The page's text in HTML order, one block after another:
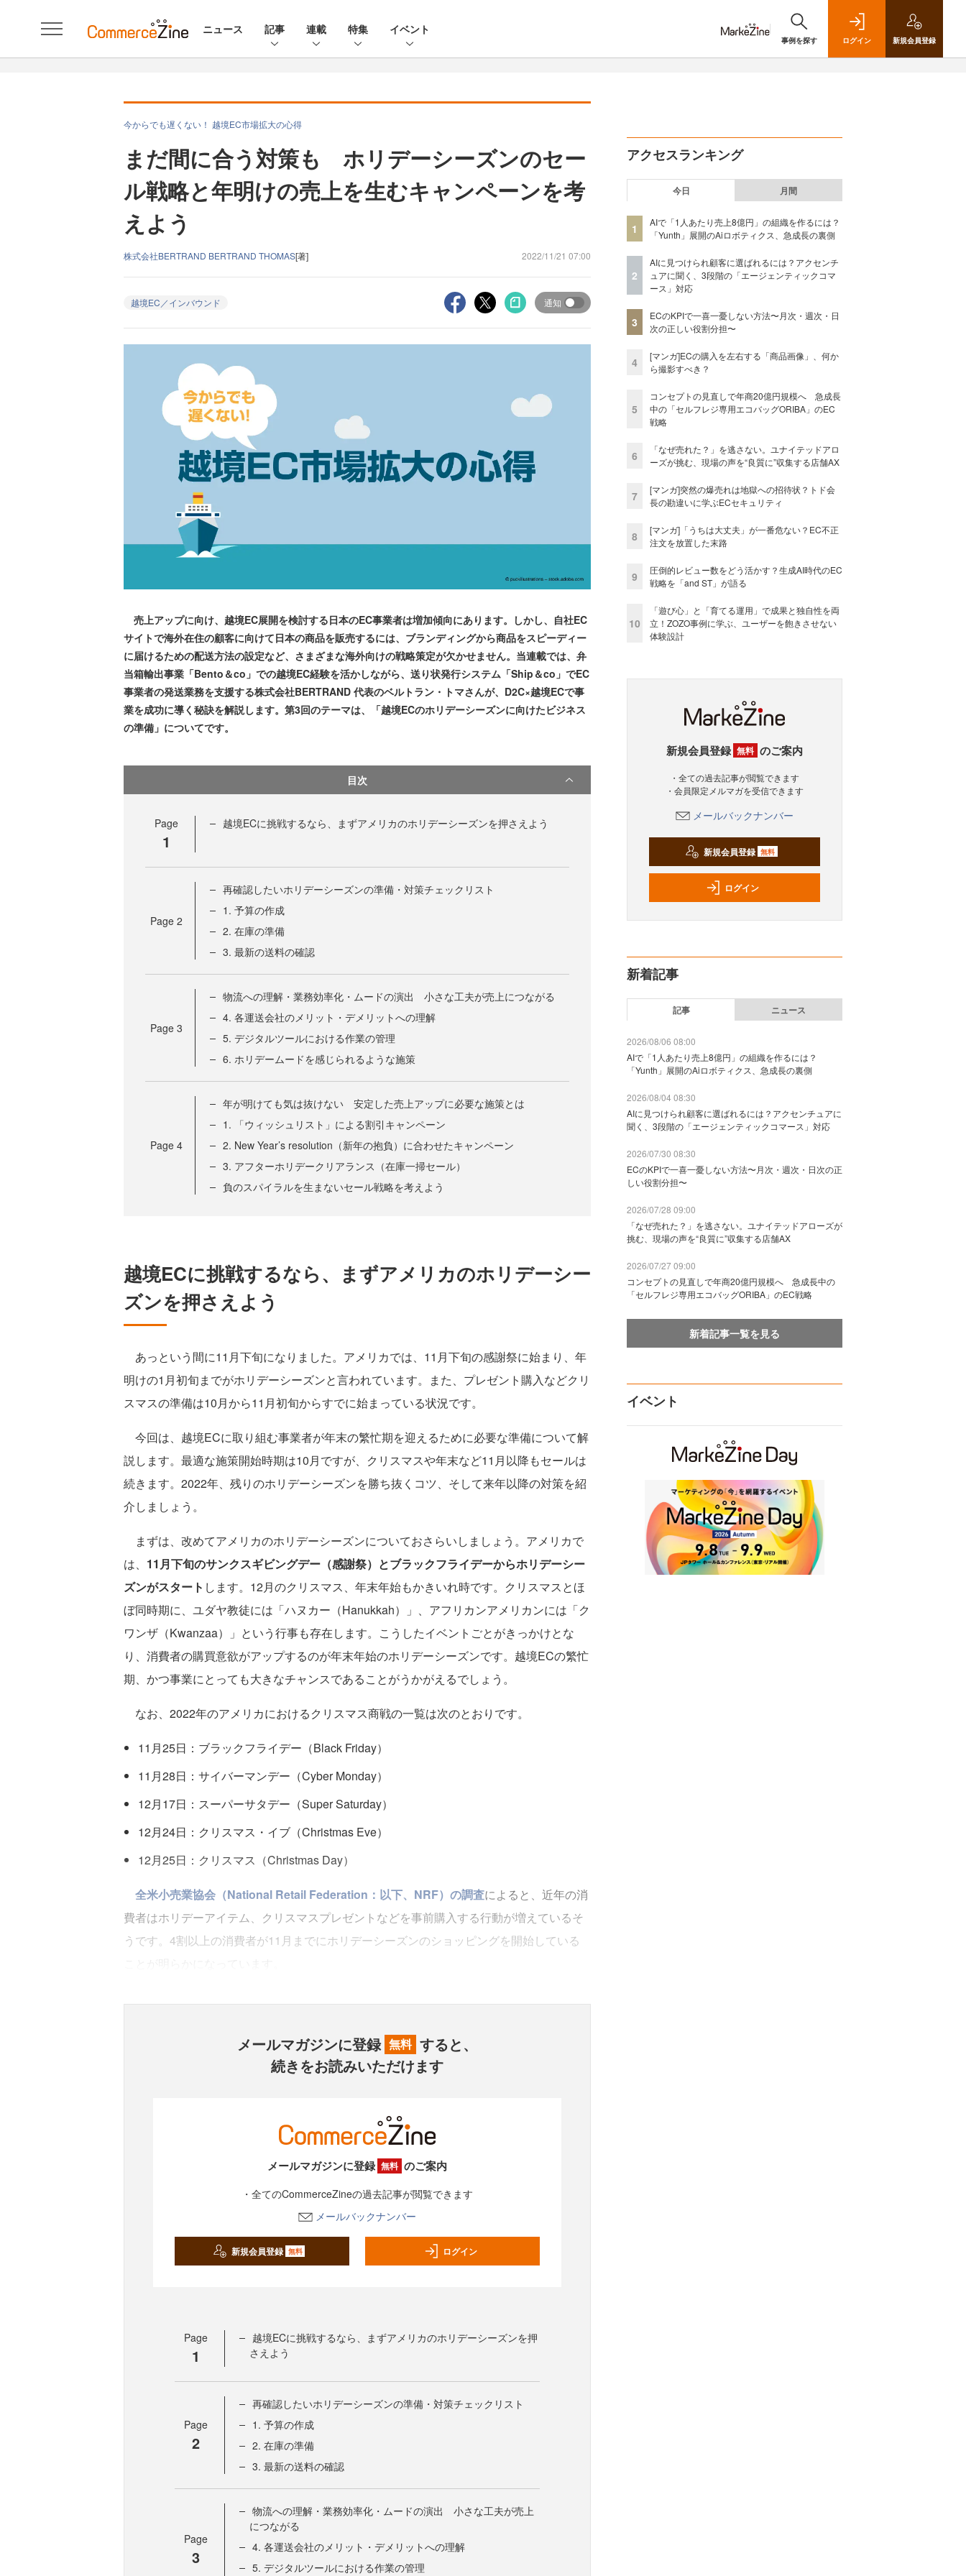
ニュース 記事 連載 特集 イベント
事例を探す ログイン 新規会員登録
今からでも遅くない！ 越境EC市場拡大の心得
まだ間に合う対策も ホリデーシーズンのセー
ル戦略と年明けの売上を生むキャンペーンを考
えよう
株式会社BERTRAND BERTRAND THOMAS[著] 2022/11/21 07:00
越境EC／インバウンド 通知
売上アップに向け、越境EC展開を検討する日本のEC事業者は増加傾向にあります。しかし、自社EC
サイトで海外在住の顧客に向けて日本の商品を販売するには、ブランディングから商品をスピーディー
に届けるための配送方法の設定など、さまざまな海外向けの戦略策定が欠かせません。当連載では、弁
当箱輸出事業「Bento＆co」での越境EC経験を活かしながら、送り状発行システム「Ship＆co」でEC
事業者の発送業務を支援する株式会社BERTRAND 代表のベルトラン・トマさんが、D2C×越境ECで事
業を成功に導く秘訣を解説します。第3回のテーマは、「越境ECのホリデーシーズンに向けたビジネス
の準備」についてです。
目次
Page
1
越境ECに挑戦するなら、まずアメリカのホリデーシーズンを押さえよう
Page 2
再確認したいホリデーシーズンの準備・対策チェックリスト
1. 予算の作成
2. 在庫の準備
3. 最新の送料の確認
Page 3
物流への理解・業務効率化・ムードの演出 小さな工夫が売上につながる
4. 各運送会社のメリット・デメリットへの理解
5. デジタルツールにおける作業の管理
6. ホリデームードを感じられるような施策
Page 4
年が明けても気は抜けない 安定した売上アップに必要な施策とは
1. 「ウィッシュリスト」による割引キャンペーン
2. New Year’s resolution（新年の抱負）に合わせたキャンペーン
3. アフターホリデークリアランス（在庫一掃セール）
負のスパイラルを生まないセール戦略を考えよう
越境ECに挑戦するなら、まずアメリカのホリデーシー
ズンを押さえよう
あっという間に11月下旬になりました。アメリカでは、11月下旬の感謝祭に始まり、年
明けの1月初旬までがホリデーシーズンと言われています。また、プレゼント購入などクリ
スマスの準備は10月から11月初旬からすでに始まっている状況です。
今回は、越境ECに取り組む事業者が年末の繁忙期を迎えるために必要な準備について解
説します。最適な施策開始時期は10月ですが、クリスマスや年末など11月以降もセールは
続きます。2022年、残りのホリデーシーズンを勝ち抜くコツ、そして来年以降の対策を紹
介しましょう。
まずは、改めてアメリカのホリデーシーズンについておさらいしましょう。アメリカで
は、 11月下旬のサンクスギビングデー（感謝祭）とブラックフライデーからホリデーシー
ズンがスタート します。12月のクリスマス、年末年始もかきいれ時です。クリスマスとほ
ぼ同時期に、ユダヤ教徒には「ハヌカー（Hanukkah）」、アフリカンアメリカンには「ク
ワンザ（Kwanzaa）」という行事も存在します。こうしたイベントごとがきっかけとな
り、消費者の購買意欲がアップするのが年末年始のホリデーシーズンです。越境ECの繁忙
期、かつ事業にとっても大きなチャンスであることがうかがえるでしょう。
なお、2022年のアメリカにおけるクリスマス商戦の一覧は次のとおりです。
11月25日：ブラックフライデー（Black Friday）
11月28日：サイバーマンデー（Cyber Monday）
12月17日：スーパーサタデー（Super Saturday）
12月24日：クリスマス・イブ（Christmas Eve）
12月25日：クリスマス（Christmas Day）
全米小売業協会（National Retail Federation：以下、NRF）の調査によると、近年の消
費者はホリデーアイテム、クリスマスプレゼントなどを事前購入する行動が増えているそ
うです。4割以上の消費者が11月までにホリデーシーズンのショッピングを開始している
メールマガジンに登録 無料 すると、
続きをお読みいただけます
メールマガジンに登録 無料 のご案内
・全てのCommerceZineの過去記事が閲覧できます
メールバックナンバー
新規会員登録 無料 ログイン
Page
1
越境ECに挑戦するなら、まずアメリカのホリデーシーズンを押
さえよう
Page
2
再確認したいホリデーシーズンの準備・対策チェックリスト
1. 予算の作成
2. 在庫の準備
3. 最新の送料の確認
Page
3
物流への理解・業務効率化・ムードの演出 小さな工夫が売上
につながる
4. 各運送会社のメリット・デメリットへの理解
5. デジタルツールにおける作業の管理
アクセスランキング
今日 月間
1
AIで「1人あたり売上8億円」の組織を作るには？
「Yunth」展開のAiロボティクス、急成長の裏側
2
AIに見つけられ顧客に選ばれるには？アクセンチ
ュアに聞く、3段階の「エージェンティックコマ
ース」対応
3
ECのKPIで一喜一憂しない方法〜月次・週次・日
次の正しい役割分担〜
4
[マンガ]ECの購入を左右する「商品画像」、何か
ら撮影すべき？
5
コンセプトの見直しで年商20億円規模へ 急成長
中の「セルフレジ専用エコバッグORIBA」のEC
戦略
6
「なぜ売れた？」を逃さない。ユナイテッドアロ
ーズが挑む、現場の声を“良質に”収集する店舗AX
7
[マンガ]突然の爆売れは地獄への招待状？トド会
長の勘違いに学ぶECセキュリティ
8
[マンガ]「うちは大丈夫」が一番危ない？EC不正
注文を放置した末路
9
圧倒的レビュー数をどう活かす？生成AI時代のEC
戦略を「and ST」が語る
10
「遊び心」と「育てる運用」で成果と独自性を両
立！ZOZO事例に学ぶ、ユーザーを飽きさせない
体験設計
新規会員登録 無料 のご案内
・全ての過去記事が閲覧できます
・会員限定メルマガを受信できます
メールバックナンバー
新規会員登録 無料
ログイン
新着記事
記事 ニュース
2026/08/06 08:00
AIで「1人あたり売上8億円」の組織を作るには？
「Yunth」展開のAiロボティクス、急成長の裏側
2026/08/04 08:30
AIに見つけられ顧客に選ばれるには？アクセンチュアに
聞く、3段階の「エージェンティックコマース」対応
2026/07/30 08:30
ECのKPIで一喜一憂しない方法〜月次・週次・日次の正
しい役割分担〜
2026/07/28 09:00
「なぜ売れた？」を逃さない。ユナイテッドアローズが
挑む、現場の声を“良質に”収集する店舗AX
2026/07/27 09:00
コンセプトの見直しで年商20億円規模へ 急成長中の
「セルフレジ専用エコバッグORIBA」のEC戦略
新着記事一覧を見る
イベント